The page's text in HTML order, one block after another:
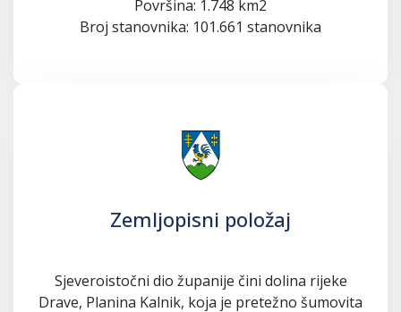
Površina: 1.748 km2
Broj stanovnika: 101.661 stanovnika
Zemljopisni položaj
Sjeveroistočni dio županije čini dolina rijeke
Drave, Planina Kalnik, koja je pretežno šumovita